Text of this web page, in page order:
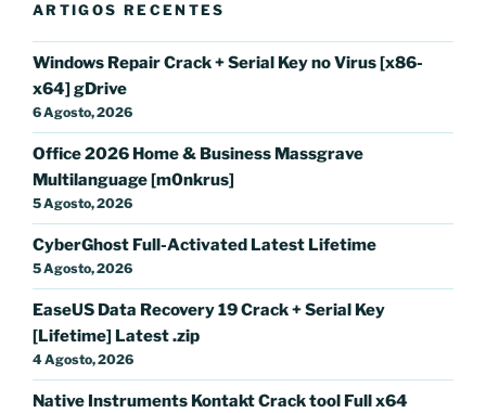
ARTIGOS RECENTES
Windows Repair Crack + Serial Key no Virus [x86-
x64] gDrive
6 Agosto, 2026
Office 2026 Home & Business Massgrave
Multilanguage [m0nkrus]
5 Agosto, 2026
CyberGhost Full-Activated Latest Lifetime
5 Agosto, 2026
EaseUS Data Recovery 19 Crack + Serial Key
[Lifetime] Latest .zip
4 Agosto, 2026
Native Instruments Kontakt Crack tool Full x64